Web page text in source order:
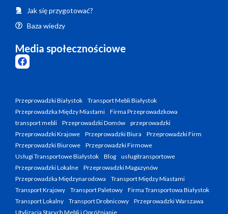
Jak się przygotować?
Baza wiedzy
Media społecznościowe
Przeprowadzki Białystok
Transport Mebli Białystok
Przeprowadzka Między Miastami
Firma Przeprowadzkowa
transport mebli
Przeprowadzki Domów
przeprowadzki
Przeprowadzki Krajowe
Przeprowadzki Biura
Przeprowadzki Firm
Przeprowadzki Biurowe
Przeprowadzki Firmowe
Usługi Transportowe Białystok
Blog
usługitransportowe
Przeprowadzki Lokalne
Przeprowadzki Magazynów
Przeprowadzka Międzynarodowa
Transport Między Miastami
Transport Krajowy
Transport Paletowy
Firma Transportowa Białystok
Transport Lokalny
Transport Drobnicowy
Przeprowadzki Warszawa
Utylizacja Starych Mebli i Opróżnianie